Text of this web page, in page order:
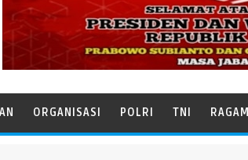
ORGANISASI POLRI TNI RAGAM